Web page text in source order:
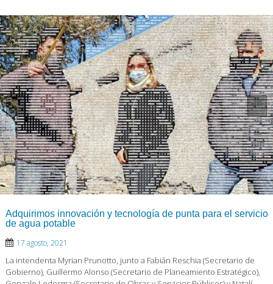
Adquirimos innovación y tecnología de punta para el servicio
de agua potable
17 agosto, 2021
La intendenta Myrian Prunotto, junto a Fabián Reschia (Secretario de
Gobierno), Guillermo Alonso (Secretario de Planeamiento Estratégico),